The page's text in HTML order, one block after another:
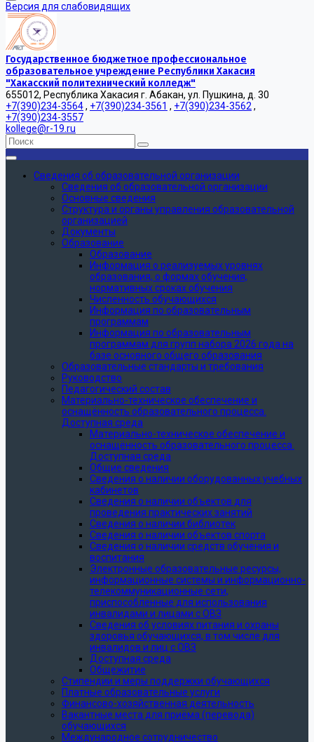
Версия для слабовидящих
Государственное бюджетное профессиональное
образовательное учреждение Республики Хакасия
"Хакасский политехнический колледж"
655012, Республика Хакасия г. Абакан, ул. Пушкина, д. 30
+7(390)234-3564, +7(390)234-3561 , +7(390)234-3562 ,
+7(390)234-3557
kollege@r-19.ru
Сведения об образовательной организации
Сведения об образовательной организации
Основные сведения
Структура и органы управления образовательной
организацией
Документы
Образование
Образование
Информация о реализуемых уровнях
образования, о формах обучения,
нормативных сроках обучения
Численность обучающихся
Информация по образовательным
программам
Информация по образовательным
программам для групп набора 2026 года на
базе основного общего образования
Образовательные стандарты и требования
Руководство
Педагогический состав
Материально-техническое обеспечение и
оснащённость образовательного процесса.
Доступная среда
Материально-техническое обеспечение и
оснащённость образовательного процесса.
Доступная среда
Общие сведения
Сведения о наличии оборудованных учебных
кабинетов
Сведения о наличии объектов для
проведения практических занятий
Сведения о наличии библиотек
Сведения о наличии объектов спорта
Сведения о наличии средств обучения и
воспитания
Электронные образовательные ресурсы,
информационные системы и информационно-
телекоммуникационные сети,
приспособленные для использования
инвалидами и лицами с ОВЗ
Сведения об условиях питания и охраны
здоровья обучающихся, в том числе для
инвалидов и лиц с ОВЗ
Доступная среда
Общежитие
Стипендии и меры поддержки обучающихся
Платные образовательные услуги
Финансово-хозяйственная деятельность
Вакантные места для приёма (перевода)
обучающихся
Международное сотрудничество